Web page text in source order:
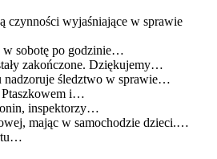
czynności wyjaśniające w sprawie
w sobotę po godzinie…
zakończone. Dziękujemy…
nadzoruje śledztwo w sprawie…
Ptaszkowem i…
inspektorzy…
mając w samochodzie dzieci.…